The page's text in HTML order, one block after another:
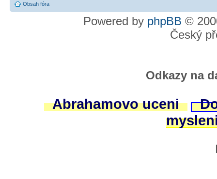
Obsah fóra
Powered by phpBB ©
Český
Odkazy na
Abrahamovo uceni